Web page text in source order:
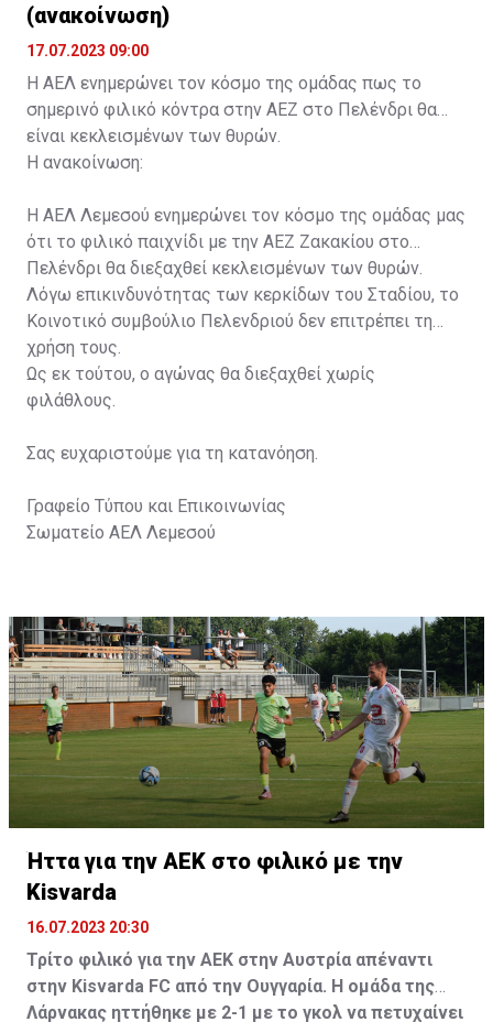
(ανακοίνωση)
17.07.2023 09:00
Η ΑΕΛ ενημερώνει τον κόσμο της ομάδας πως το
σημερινό φιλικό κόντρα στην ΑΕΖ στο Πελένδρι θα
είναι κεκλεισμένων των θυρών.
Η ανακοίνωση:
Η ΑΕΛ Λεμεσού ενημερώνει τον κόσμο της ομάδας μας
ότι το φιλικό παιχνίδι με την ΑΕΖ Ζακακίου στο
Πελένδρι θα διεξαχθεί κεκλεισμένων των θυρών.
Λόγω επικινδυνότητας των κερκίδων του Σταδίου, το
Κοινοτικό συμβούλιο Πελενδριού δεν επιτρέπει τη
χρήση τους.
Ως εκ τούτου, ο αγώνας θα διεξαχθεί χωρίς
φιλάθλους.
Σας ευχαριστούμε για τη κατανόηση.
Γραφείο Τύπου και Επικοινωνίας
Σωματείο ΑΕΛ Λεμεσού
Ήττα για την ΑΕΚ στο φιλικό με την
Kisvarda
16.07.2023 20:30
Τρίτο φιλικό για την ΑΕΚ στην Αυστρία απέναντι
στην Kisvarda FC από την Ουγγαρία. Η ομάδα της
Λάρνακας ηττήθηκε με 2-1 με το γκολ να πετυχαίνει